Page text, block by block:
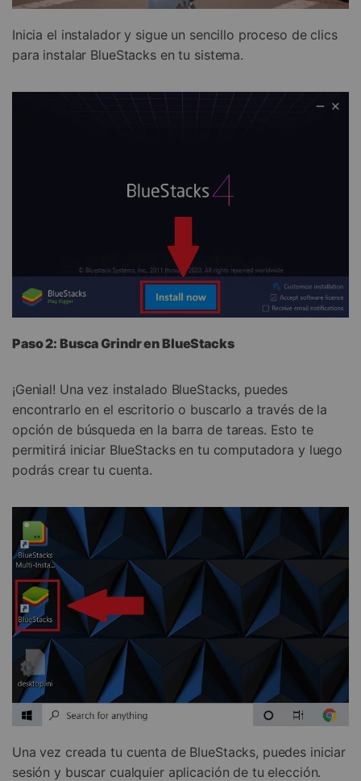
Inicia el instalador y sigue un sencillo proceso de clics
para instalar BlueStacks en tu sistema.
Paso 2: Busca Grindr en BlueStacks
¡Genial! Una vez instalado BlueStacks, puedes
encontrarlo en el escritorio o buscarlo a través de la
opción de búsqueda en la barra de tareas. Esto te
permitirá iniciar BlueStacks en tu computadora y luego
podrás crear tu cuenta.
Una vez creada tu cuenta de BlueStacks, puedes iniciar
sesión y buscar cualquier aplicación de tu elección.